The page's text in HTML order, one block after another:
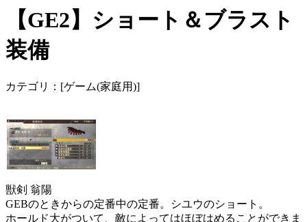
【GE2】ショート＆ブラスト
装備
カテゴリ：[ゲーム(家庭用)]
獣剣 翁陽
GEBのときからの定番中の定番。シユウのショート。
ホールド大がついて、敵によってはほぼはめることができま